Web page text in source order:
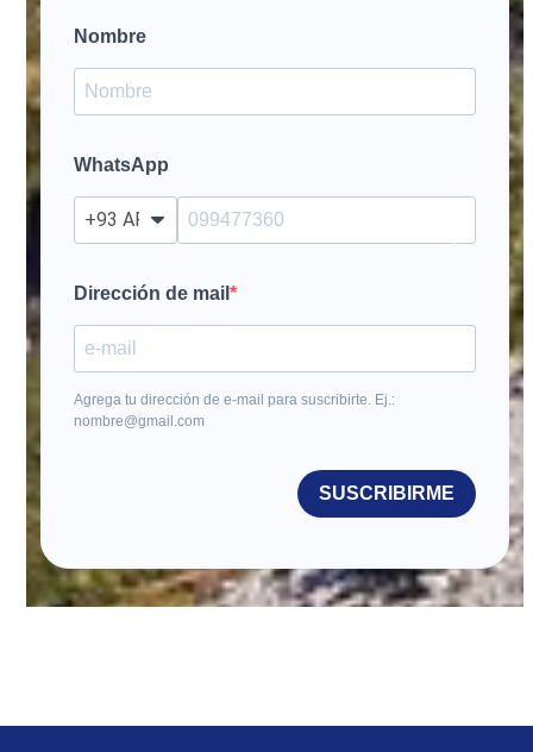
Nombre
WhatsApp
Dirección de mail
Agrega tu dirección de e-mail para suscribirte. Ej.:
nombre@gmail.com
SUSCRIBIRME